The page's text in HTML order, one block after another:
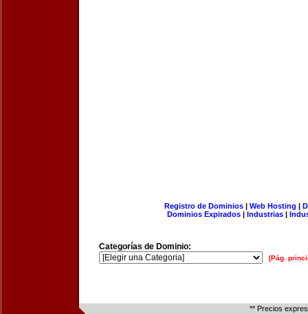
Registro de Dominios| Web Hosting |
Dominios Expirados | Industrias |
Categorías de Dominio:
[Pág.
** Precios